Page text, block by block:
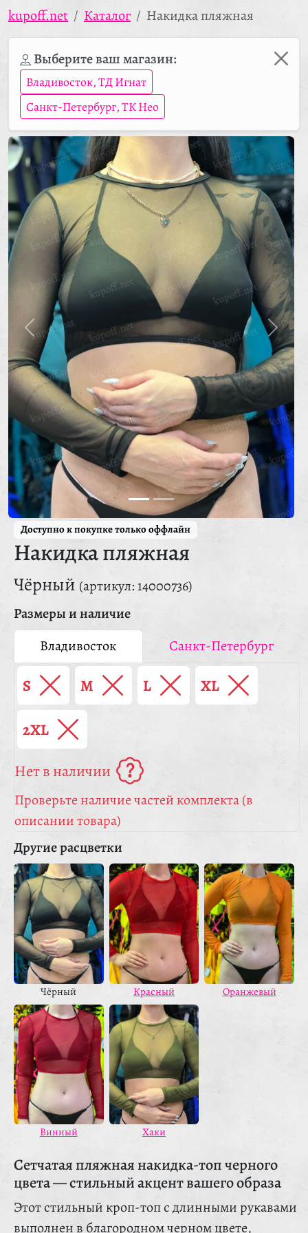
kupoff.net Каталог Накидка пляжная
Выберите ваш магазин:
Владивосток, ТД Игнат
Санкт-Петербург, ТК Нео
Доступно к покупке только оффлайн
Накидка пляжная
Чёрный (артикул: 14000736)
Размеры и наличие
Владивосток
Санкт-Петербург
S M L XL
2XL
Нет в наличии
Проверьте наличие частей комплекта (в
описании товара)
Другие расцветки
Чёрный Красный Оранжевый
Винный Хаки
Сетчатая пляжная накидка-топ черного
цвета — стильный акцент вашего образа
Этот стильный кроп-топ с длинными рукавами
выполнен в благородном черном цвете,